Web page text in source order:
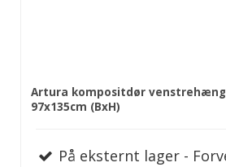
Artura kompositdør
97x135cm (BxH)
På eksternt lager -